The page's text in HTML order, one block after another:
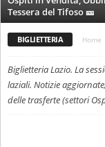
Tessera del Tifoso 🎫
BIGLIETTERIA Home
Biglietteria Lazio. La
laziali. Notizie
delle trasferte (settori